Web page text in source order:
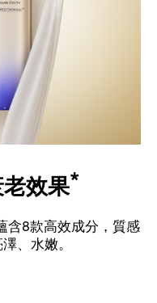
效果*
含8款高效成分，質感
、水嫩。